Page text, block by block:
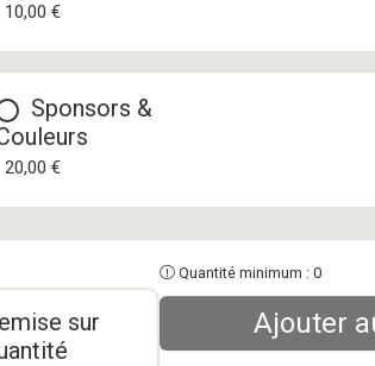
10,00 €
Sponsors &
20,00 €
sur
Quantité minimum : 0
Ajouter